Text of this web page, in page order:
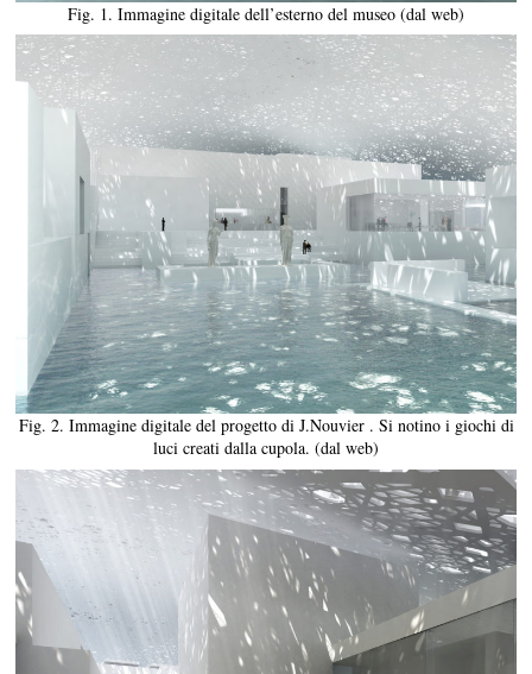
Fig. 1. Immagine digitale dell’esterno del museo (dal web)
Fig. 2. Immagine digitale del progetto di J.Nouvier . Si notino i giochi di
luci creati dalla cupola. (dal web)